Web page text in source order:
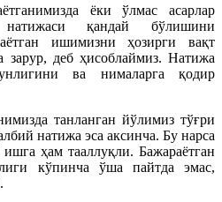
ёки ўлмас асарлар
натижаси қандай бўлишини
ишимизни ҳозирги вақт
зарур, деб ҳисоблаймиз. Натижа
ва нималарга қодир
танланган йўлимиз тўғри
натижа эса аксинча. Бу нарса
ҳам тааллуқли. Бажараётган
кўпинча ўша пайтда эмас,